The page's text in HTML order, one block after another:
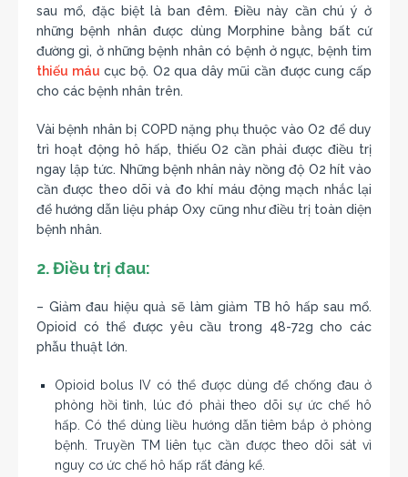
sau mổ, đặc biệt là ban đêm. Điều này cần chú ý ở
những bệnh nhân được dùng Morphine bằng bất cứ
đường gì, ở những bệnh nhân có bệnh ở ngực, bệnh tim
thiếu máu cục bộ. O2 qua dây mũi cần được cung cấp
cho các bệnh nhân trên.
Vài bệnh nhân bị COPD nặng phụ thuộc vào O2 để duy
trì hoạt động hô hấp, thiếu O2 cần phải được điều trị
ngay lập tức. Những bệnh nhân này nồng độ O2 hít vào
cần được theo dõi và đo khí máu động mạch nhắc lại
để hướng dẫn liệu pháp Oxy cũng như điều trị toàn diện
bệnh nhân.
2. Điều trị đau:
– Giảm đau hiệu quả sẽ làm giảm TB hô hấp sau mổ.
Opioid có thể được yêu cầu trong 48-72g cho các
phẫu thuật lớn.
Opioid bolus IV có thể được dùng để chống đau ở
phòng hồi tỉnh, lúc đó phải theo dõi sự ức chế hô
hấp. Có thể dùng liều hướng dẫn tiêm bắp ở phòng
bệnh. Truyền TM liên tục cần được theo dõi sát vì
nguy cơ ức chế hô hấp rất đáng kể.